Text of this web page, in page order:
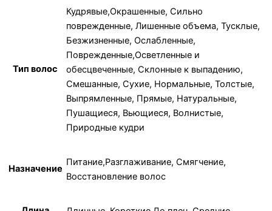
Тип волос
Кудрявые,Окрашенные, Сильно
поврежденные, Лишенные объема, Тусклые,
Безжизненные, Ослабленные,
Поврежденные,Осветленные и
обесцвеченные, Склонные к выпадению,
Смешанные, Сухие, Нормальные, Толстые,
Выпрямленные, Прямые, Натуральные,
Пушащиеся, Вьющиеся, Волнистые,
Природные кудри
Назначение
Питание,Разглаживание, Смягчение,
Восстановление волос